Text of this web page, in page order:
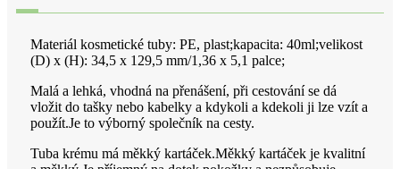
Materiál kosmetické tuby: PE, plast;kapacita: 40ml;velikost
(D) x (H): 34,5 x 129,5 mm/1,36 x 5,1 palce;
Malá a lehká, vhodná na přenášení, při cestování se dá
vložit do tašky nebo kabelky a kdykoli a kdekoli ji lze vzít a
použít.Je to výborný společník na cesty.
Tuba krému má měkký kartáček.Měkký kartáček je kvalitní